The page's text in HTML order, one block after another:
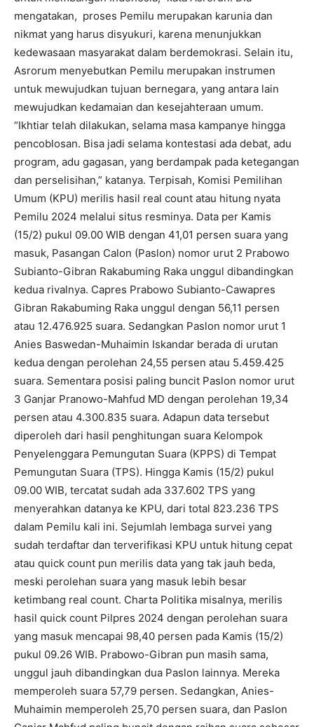
mengatakan, proses Pemilu merupakan karunia dan
nikmat yang harus disyukuri, karena menunjukkan
kedewasaan masyarakat dalam berdemokrasi. Selain itu,
Asrorum menyebutkan Pemilu merupakan instrumen
untuk mewujudkan tujuan bernegara, yang antara lain
mewujudkan kedamaian dan kesejahteraan umum.
“Ikhtiar telah dilakukan, selama masa kampanye hingga
pencoblosan. Bisa jadi selama kontestasi ada debat, adu
program, adu gagasan, yang berdampak pada ketegangan
dan perselisihan,” katanya. Terpisah, Komisi Pemilihan
Umum (KPU) merilis hasil real count atau hitung nyata
Pemilu 2024 melalui situs resminya. Data per Kamis
(15/2) pukul 09.00 WIB dengan 41,01 persen suara yang
masuk, Pasangan Calon (Paslon) nomor urut 2 Prabowo
Subianto-Gibran Rakabuming Raka unggul dibandingkan
kedua rivalnya. Capres Prabowo Subianto-Cawapres
Gibran Rakabuming Raka unggul dengan 56,11 persen
atau 12.476.925 suara. Sedangkan Paslon nomor urut 1
Anies Baswedan-Muhaimin Iskandar berada di urutan
kedua dengan perolehan 24,55 persen atau 5.459.425
suara. Sementara posisi paling buncit Paslon nomor urut
3 Ganjar Pranowo-Mahfud MD dengan perolehan 19,34
persen atau 4.300.835 suara. Adapun data tersebut
diperoleh dari hasil penghitungan suara Kelompok
Penyelenggara Pemungutan Suara (KPPS) di Tempat
Pemungutan Suara (TPS). Hingga Kamis (15/2) pukul
09.00 WIB, tercatat sudah ada 337.602 TPS yang
menyerahkan datanya ke KPU, dari total 823.236 TPS
dalam Pemilu kali ini. Sejumlah lembaga survei yang
sudah terdaftar dan terverifikasi KPU untuk hitung cepat
atau quick count pun merilis data yang tak jauh beda,
meski perolehan suara yang masuk lebih besar
ketimbang real count. Charta Politika misalnya, merilis
hasil quick count Pilpres 2024 dengan perolehan suara
yang masuk mencapai 98,40 persen pada Kamis (15/2)
pukul 09.26 WIB. Prabowo-Gibran pun masih sama,
unggul jauh dibandingkan dua Paslon lainnya. Mereka
memperoleh suara 57,79 persen. Sedangkan, Anies-
Muhaimin memperoleh 25,70 persen suara, dan Paslon